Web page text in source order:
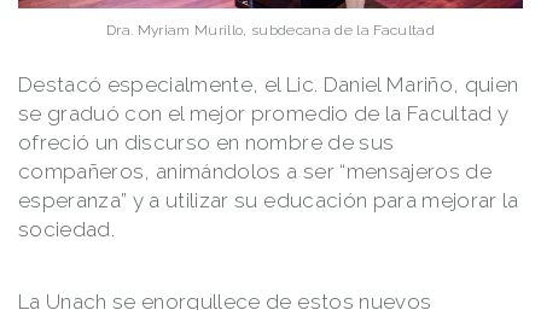
Dra. Myriam Murillo, subdecana de la Facultad
Destacó especialmente, el Lic. Daniel Mariño, quien
se graduó con el mejor promedio de la Facultad y
ofreció un discurso en nombre de sus
compañeros, animándolos a ser “mensajeros de
esperanza” y a utilizar su educación para mejorar la
sociedad.
La Unach se enorgullece de estos nuevos